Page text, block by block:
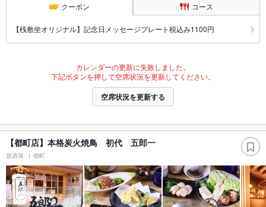
クーポン コース
【桟敷坐オリジナル】記念日メッセージプレート税込み1100円
カレンダーの更新に失敗しました。
下記ボタンを押して空席状況を更新してください。
空席状況を更新する
【都町店】本格炭火焼鳥 初代 五郎一
居酒屋 都町